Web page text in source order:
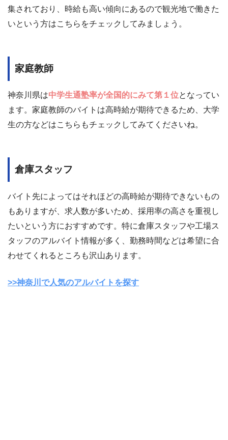
集されており、時給も高い傾向にあるので観光地で働きた
いという方はこちらをチェックしてみましょう。
家庭教師
神奈川県は中学生通塾率が全国的にみて第１位となってい
ます。家庭教師のバイトは高時給が期待できるため、大学
生の方などはこちらもチェックしてみてくださいね。
倉庫スタッフ
バイト先によってはそれほどの高時給が期待できないもの
もありますが、求人数が多いため、採用率の高さを重視し
たいという方におすすめです。特に倉庫スタッフや工場ス
タッフのアルバイト情報が多く、勤務時間などは希望に合
わせてくれるところも沢山あります。
>>神奈川で人気のアルバイトを探す